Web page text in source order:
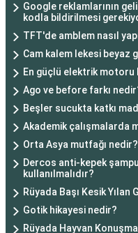
Google reklamlarının
kodla bildirilmesi
TFT'de amblem nasıl
Cam kalem lekesi beyaz
En güçlü elektrik motoru
Ago ve before farkı
Beşler sucukta katkı
Akademik çalışmalarda
Orta Asya mutfağı nedir?
Dercos anti-kepek
kullanılmalıdır?
Rüyada Başı Kesik Yılan
Gotik hikayesi nedir?
Rüyada Hayvan